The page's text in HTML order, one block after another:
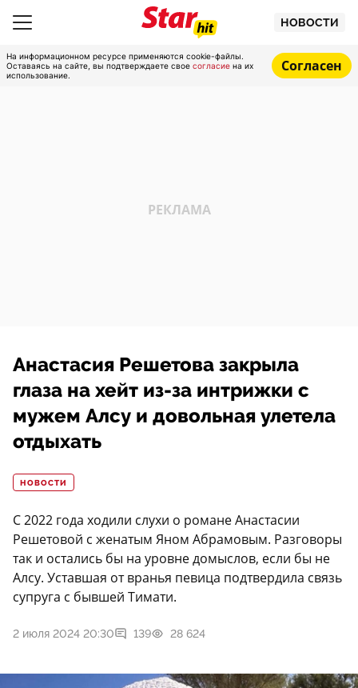
НОВОСТИ
На информационном ресурсе применяются cookie-файлы.
Оставаясь на сайте, вы подтверждаете свое согласие на их
использование.
Согласен
Анастасия Решетова закрыла
глаза на хейт из-за интрижки с
мужем Алсу и довольная улетела
отдыхать
НОВОСТИ
С 2022 года ходили слухи о романе Анастасии
Решетовой с женатым Яном Абрамовым. Разговоры
так и остались бы на уровне домыслов, если бы не
Алсу. Уставшая от вранья певица подтвердила связь
супруга с бывшей Тимати.
2 июля 2024 20:30 139 28 624